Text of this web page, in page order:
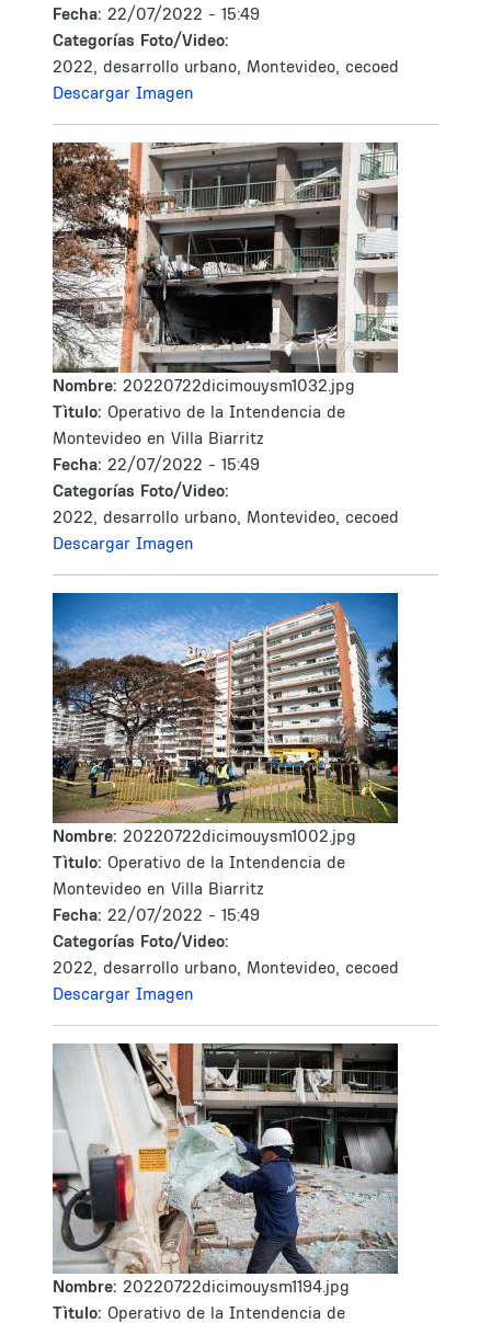
Fecha: 22/07/2022 - 15:49
Categorías Foto/Video:
2022, desarrollo urbano, Montevideo, cecoed
Descargar Imagen
Nombre: 20220722dicimouysm1032.jpg
Tìtulo: Operativo de la Intendencia de
Montevideo en Villa Biarritz
Fecha: 22/07/2022 - 15:49
Categorías Foto/Video:
2022, desarrollo urbano, Montevideo, cecoed
Descargar Imagen
Nombre: 20220722dicimouysm1002.jpg
Tìtulo: Operativo de la Intendencia de
Montevideo en Villa Biarritz
Fecha: 22/07/2022 - 15:49
Categorías Foto/Video:
2022, desarrollo urbano, Montevideo, cecoed
Descargar Imagen
Nombre: 20220722dicimouysm1194.jpg
Tìtulo: Operativo de la Intendencia de